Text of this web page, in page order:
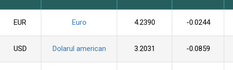
EUR Euro 4.2390 -0.0244
USD Dolarul american 3.2031 -0.0859